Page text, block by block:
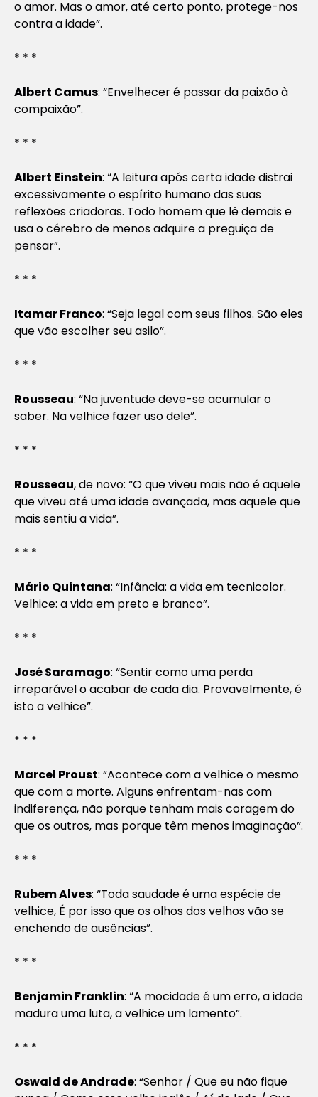
o amor. Mas o amor, até certo ponto, protege-nos
contra a idade”.
* * *
Albert Camus: “Envelhecer é passar da paixão à
compaixão”.
* * *
Albert Einstein: “A leitura após certa idade distrai
excessivamente o espírito humano das suas
reflexões criadoras. Todo homem que lê demais e
usa o cérebro de menos adquire a preguiça de
pensar”.
* * *
Itamar Franco: “Seja legal com seus filhos. São eles
que vão escolher seu asilo”.
* * *
Rousseau: “Na juventude deve-se acumular o
saber. Na velhice fazer uso dele”.
* * *
Rousseau, de novo: “O que viveu mais não é aquele
que viveu até uma idade avançada, mas aquele que
mais sentiu a vida”.
* * *
Mário Quintana: “Infância: a vida em tecnicolor.
Velhice: a vida em preto e branco”.
* * *
José Saramago: “Sentir como uma perda
irreparável o acabar de cada dia. Provavelmente, é
isto a velhice”.
* * *
Marcel Proust: “Acontece com a velhice o mesmo
que com a morte. Alguns enfrentam-nas com
indiferença, não porque tenham mais coragem do
que os outros, mas porque têm menos imaginação”.
* * *
Rubem Alves: “Toda saudade é uma espécie de
velhice, É por isso que os olhos dos velhos vão se
enchendo de ausências”.
* * *
Benjamin Franklin: “A mocidade é um erro, a idade
madura uma luta, a velhice um lamento”.
* * *
Oswald de Andrade: “Senhor / Que eu não fique